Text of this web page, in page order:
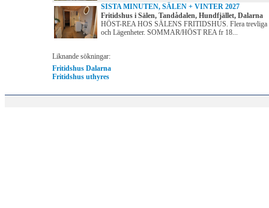
SISTA MINUTEN, SÄLEN + VINTER 2027
Fritidshus i Sälen, Tandådalen, Hundfjället, Dalarna
HÖST-REA HOS SÄLENS FRITIDSHUS. Flera trevliga
och Lägenheter. SOMMAR/HÖST REA fr 18...
Liknande sökningar:
Fritidshus Dalarna
Fritidshus uthyres